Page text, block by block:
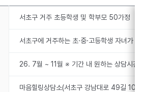
서초구 거주 초등학생 및 학부모 50가정
서초구에 거주하는 초·중·고등학생 자녀가
26. 7월 ~ 11월 ※ 기간 내 원하는 상담시간
마음힐링상담소(서초구 강남대로 49길 10)